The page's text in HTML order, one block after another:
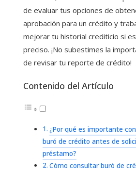
de evaluar tus opciones de
aprobación para un crédito y
mejorar tu historial crediticio si es
preciso. ¡No subestimes la
de revisar tu reporte de crédito!
Contenido del Artículo
¿Por qué es importante
buró de crédito antes de
préstamo?
Cómo consultar buró de